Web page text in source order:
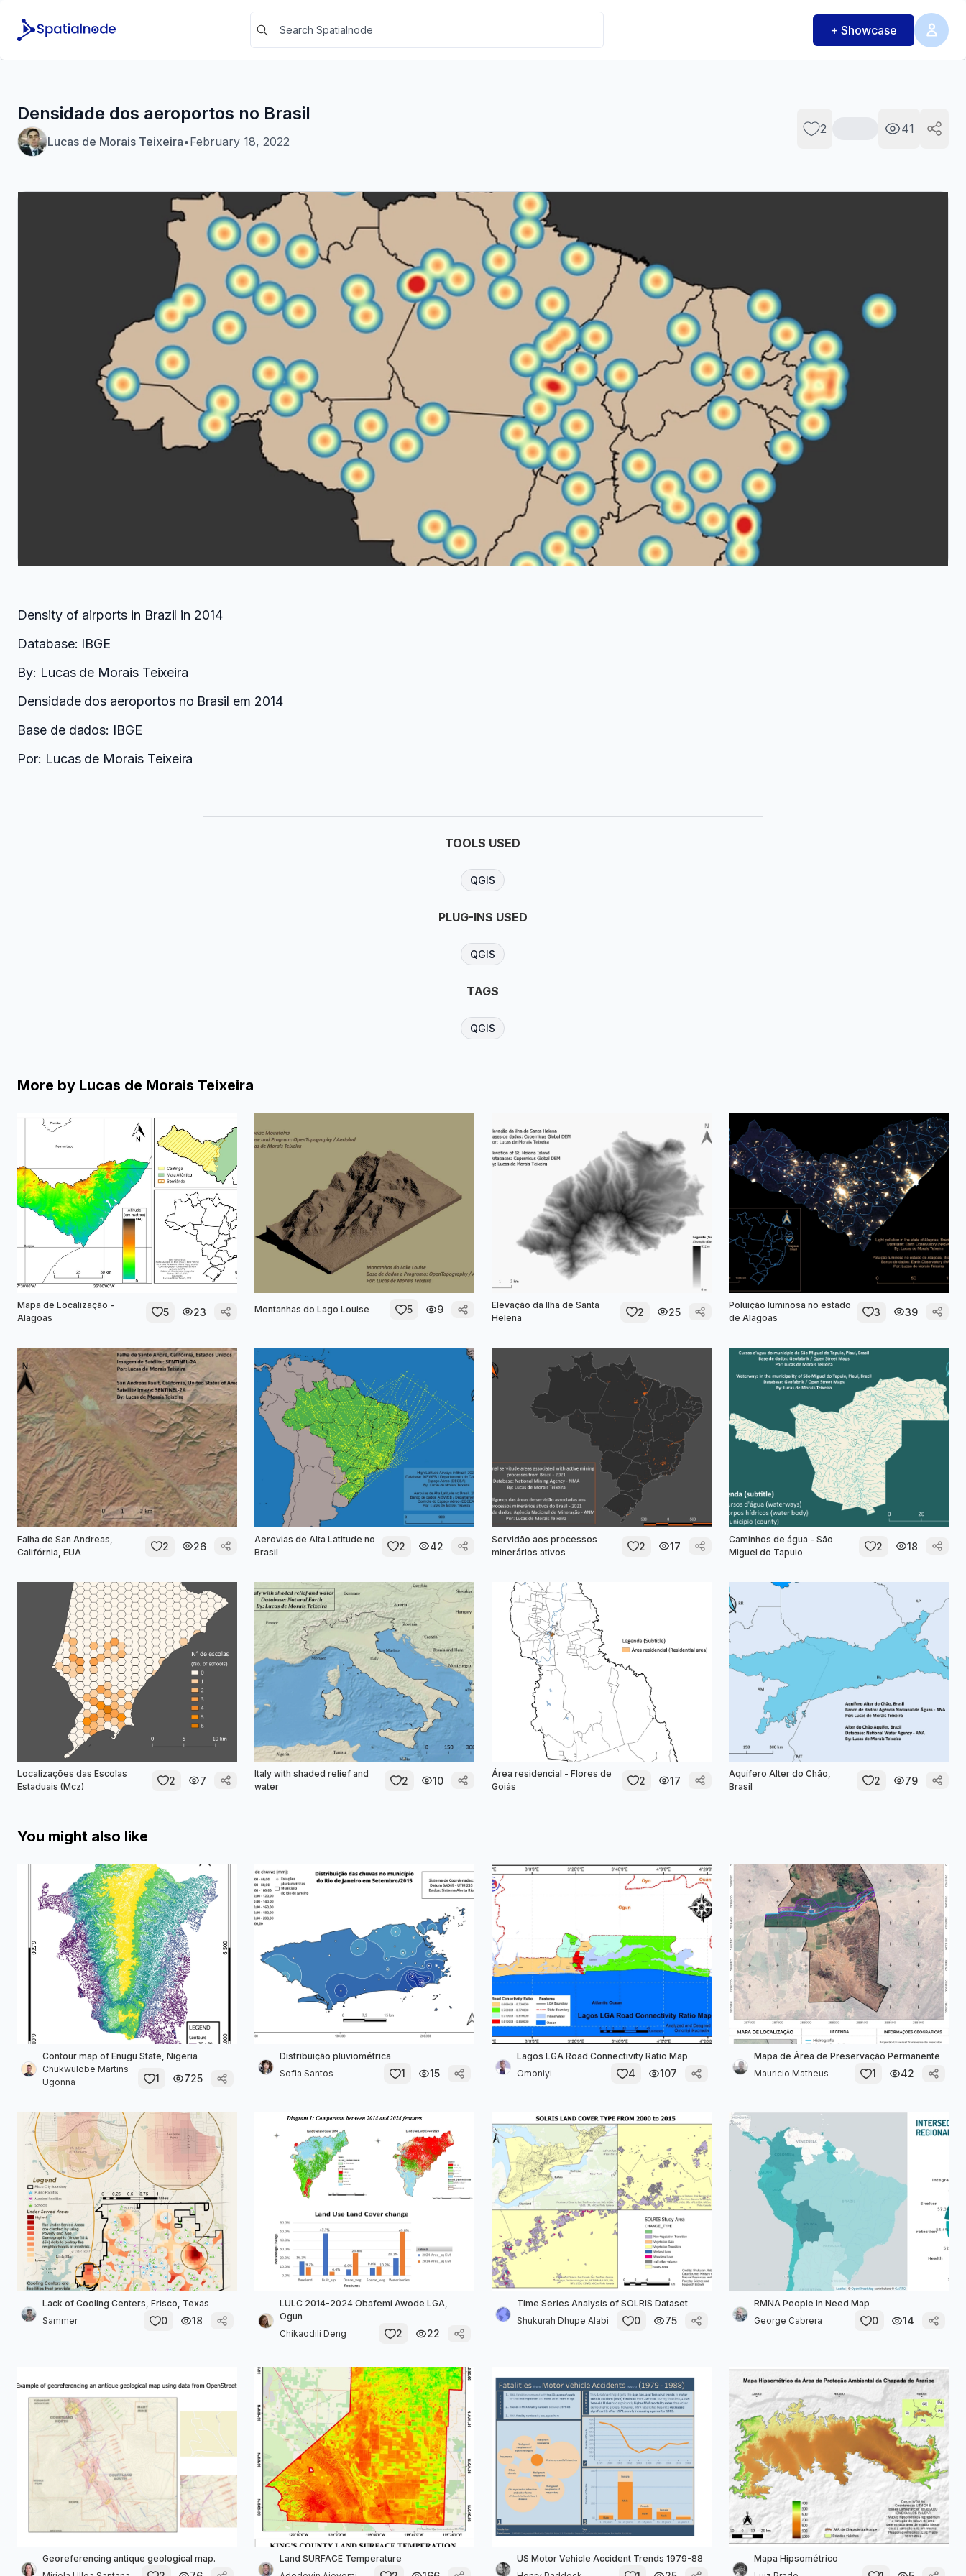
+ Showcase
Densidade dos aeroportos no Brasil
Lucas de Morais Teixeira•February 18, 2022
2 41
Density of airports in Brazil in 2014
Database: IBGE
By: Lucas de Morais Teixeira
Densidade dos aeroportos no Brasil em 2014
Base de dados: IBGE
Por: Lucas de Morais Teixeira
TOOLS USED
QGIS
PLUG-INS USED
QGIS
TAGS
QGIS
More by Lucas de Morais Teixeira
Mapa de Localização -
Alagoas
5 23 Montanhas do Lago Louise 5 9
Elevação da Ilha de Santa
Helena
2 25
Poluição luminosa no estado
de Alagoas
3 39
Falha de San Andreas,
Califórnia, EUA
2 26
Aerovias de Alta Latitude no
Brasil
2 42
Servidão aos processos
minerários ativos
2 17
Caminhos de água - São
Miguel do Tapuio
2 18
Localizações das Escolas
Estaduais (Mcz)
2 7
Italy with shaded relief and
water
2 10
Área residencial - Flores de
Goiás
2 17
Aquífero Alter do Chão,
Brasil
2 79
You might also like
Contour map of Enugu State, Nigeria
Chukwulobe Martins
Ugonna
1 725
Distribuição pluviométrica
Sofia Santos
1 15
Lagos LGA Road Connectivity Ratio Map
Omoniyi
4 107
Mapa de Área de Preservação Permanente
Mauricio Matheus
1 42
Lack of Cooling Centers, Frisco, Texas
Sammer
0 18
LULC 2014-2024 Obafemi Awode LGA,
Ogun
Chikaodili Deng
2 22
Time Series Analysis of SOLRIS Dataset
Shukurah Dhupe Alabi
0 75
RMNA People In Need Map
George Cabrera
0 14
Georeferencing antique geological map.
Land SURFACE Temperature
US Motor Vehicle Accident Trends 1979-88
Mapa Hipsométrico